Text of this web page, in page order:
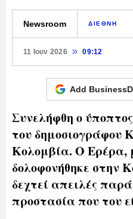
Newsroom ΔΙΕΘΝΗ
11 Ιουν 2026 09:12
Add
Συνελήφθη ο
του δημοσιογράφου
Κολομβία. Ο Ερέρα,
δολοφονήθηκε στην
δεχτεί απειλές
προστασία που του